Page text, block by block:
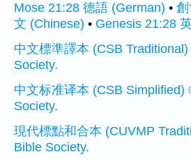
Mose 21:28 德語 (German) •
文 (Chinese) • Genesis 21:28
中文標準譯本 (CSB
Society.
中文标准译本 (CSB Simplified)
Society.
現代標點和合本 (CUVMP
Bible Society.